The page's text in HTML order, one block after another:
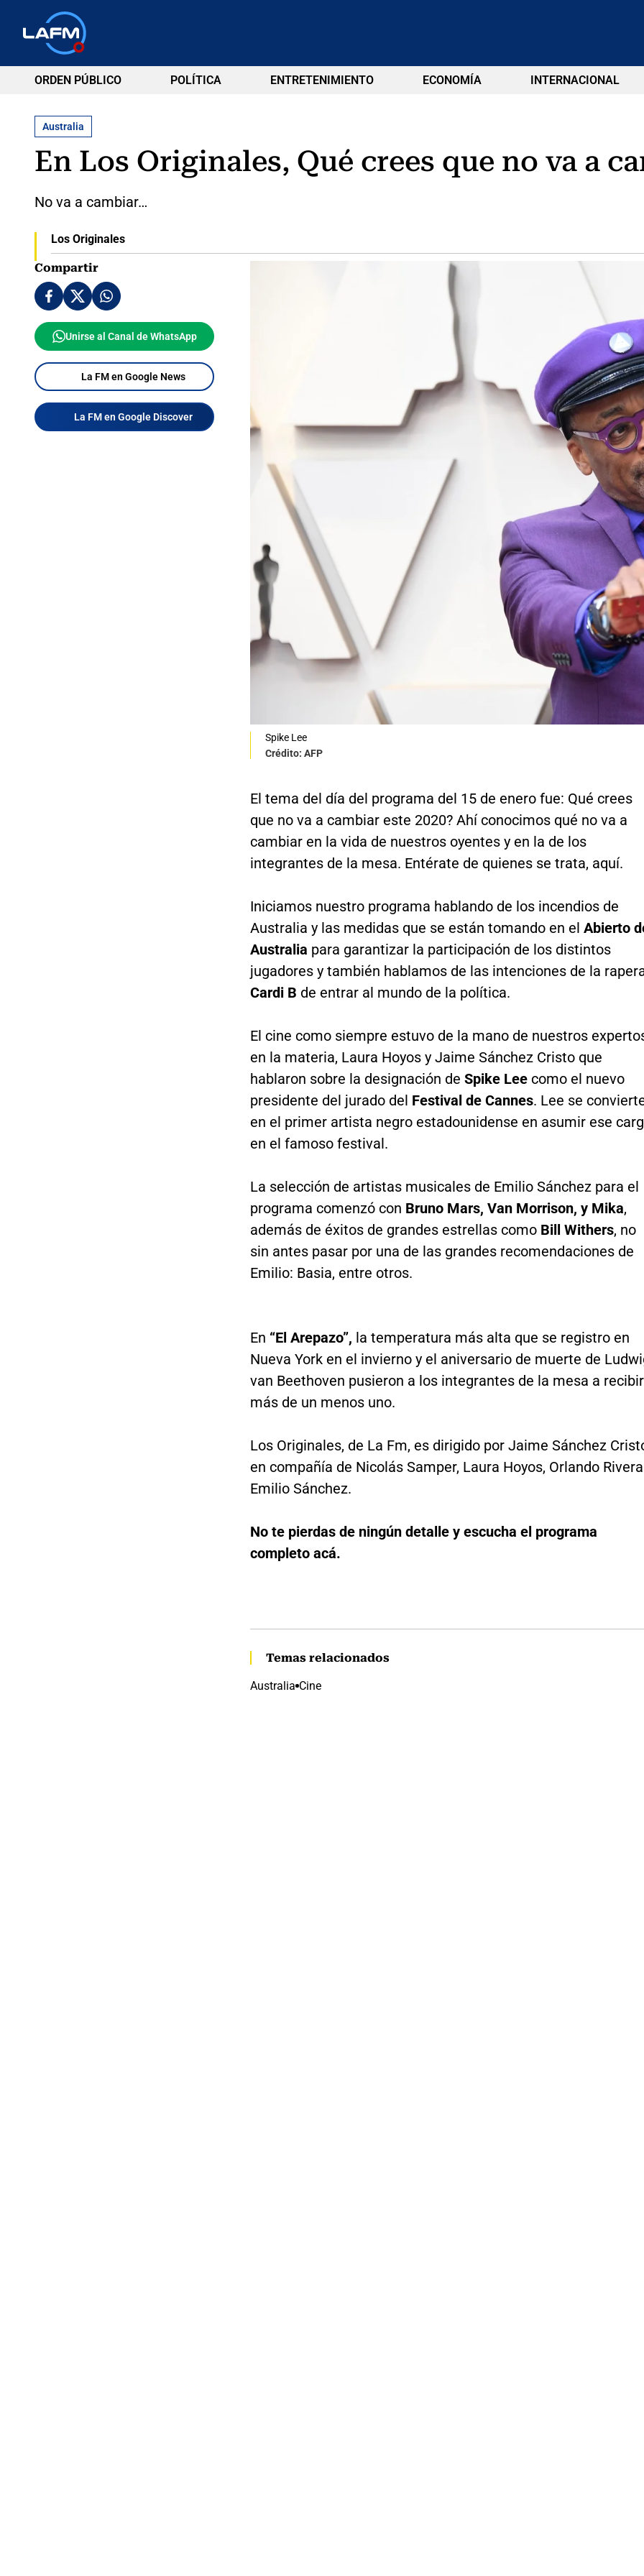
ORDEN PÚBLICO POLÍTICA ENTRETENIMIENTO ECONOMÍA INTERNACIONAL
Australia
En Los Originales, Qué crees que no va a
No va a cambiar…
Los Originales
Compartir
Unirse al Canal de WhatsApp
La FM en Google News
La FM en Google Discover
Spike Lee
Crédito: AFP
El tema del día del programa del 15 de enero fue: Qué crees
que no va a cambiar este 2020? Ahí conocimos qué no va a
cambiar en la vida de nuestros oyentes y en la de los
integrantes de la mesa. Entérate de quienes se trata, aquí.
Iniciamos nuestro programa hablando de los incendios de
Australia y las medidas que se están tomando en el Abierto
Australia para garantizar la participación de los distintos
jugadores y también hablamos de las intenciones de la
Cardi B de entrar al mundo de la política.
El cine como siempre estuvo de la mano de nuestros
en la materia, Laura Hoyos y Jaime Sánchez Cristo que
hablaron sobre la designación de Spike Leecomo el nuevo
presidente del jurado del Festival de Cannes. Lee se
en el primer artista negro estadounidense en asumir ese
en el famoso festival.
La selección de artistas musicales de Emilio Sánchez para el
programa comenzó con Bruno Mars, Van Morrison, y Mika,
además de éxitos de grandes estrellas como Bill Withers, no
sin antes pasar por una de las grandes recomendaciones de
Emilio: Basia, entre otros.
En “El Arepazo”, la temperatura más alta que se registro en
Nueva York en el invierno y el aniversario de muerte de
van Beethoven pusieron a los integrantes de la mesa a recibir
más de un menos uno.
Los Originales, de La Fm, es dirigido por Jaime Sánchez
en compañía de Nicolás Samper, Laura Hoyos, Orlando
Emilio Sánchez.
No te pierdas de ningún detalle y escucha el programa
completo acá.
Temas relacionados
Australia Cine